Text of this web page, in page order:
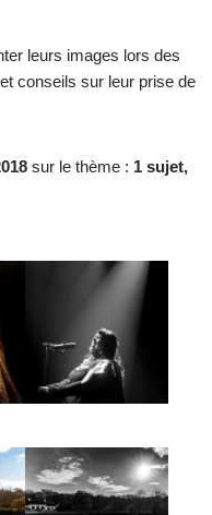
leurs images lors des
conseils sur leur prise de
sur le thème : 1 sujet,